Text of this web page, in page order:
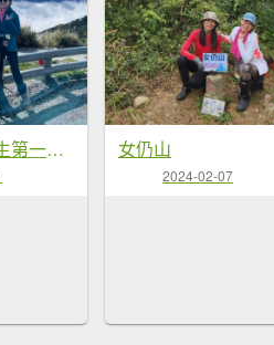
帶好友完成人生第一座初百岳（關山嶺山） 女仍山
2024-02-07